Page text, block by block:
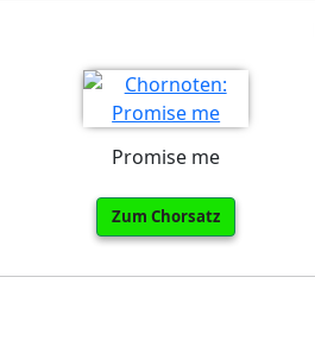
Promise me
Zum Chorsatz